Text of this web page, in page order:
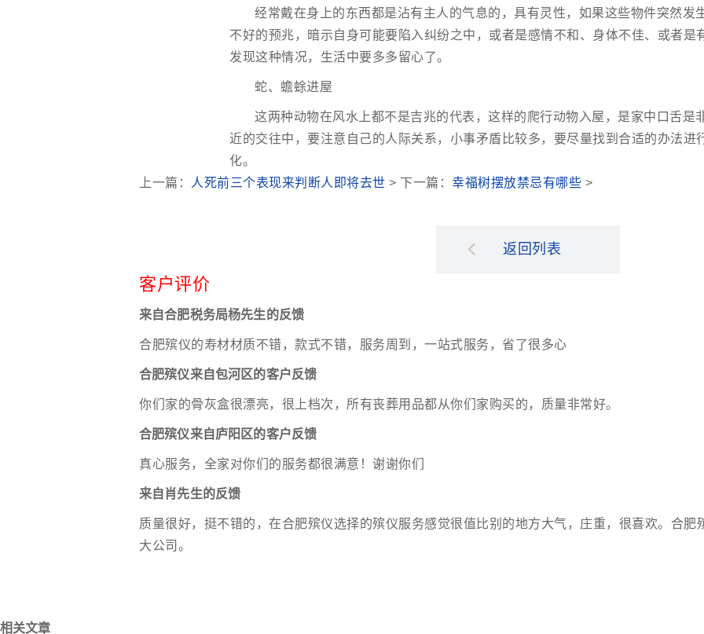
经常戴在身上的东西都是沾有主人的气息的，具有灵性，如果这些物件突然发
不好的预兆，暗示自身可能要陷入纠纷之中，或者是感情不和、身体不佳、或者是
发现这种情况，生活中要多多留心了。
蛇、蟾蜍进屋
这两种动物在风水上都不是吉兆的代表，这样的爬行动物入屋，是家中口舌是
近的交往中，要注意自己的人际关系，小事矛盾比较多，要尽量找到合适的办法进
化。
上一篇：
人死前三个表现来判断人即将去世 > 下一篇： 幸福树摆放禁忌有哪些 >
返回列表
客户评价
来自合肥税务局杨先生的反馈
合肥殡仪的寿材材质不错，款式不错，服务周到，一站式服务，省了很多心
合肥殡仪来自包河区的客户反馈
你们家的骨灰盒很漂亮，很上档次，所有丧葬用品都从你们家购买的，质量非常好。
合肥殡仪来自庐阳区的客户反馈
真心服务，全家对你们的服务都很满意！谢谢你们
来自肖先生的反馈
质量很好，挺不错的，在合肥殡仪选择的殡仪服务感觉很值比别的地方大气，庄重，很喜欢。合
大公司。
相关文章